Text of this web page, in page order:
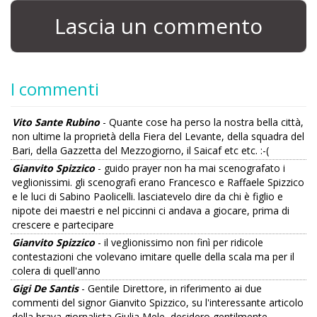
Lascia un commento
I commenti
Vito Sante Rubino- Quante cose ha perso la nostra bella città,
non ultime la proprietà della Fiera del Levante, della squadra del
Bari, della Gazzetta del Mezzogiorno, il Saicaf etc etc. :-(
Gianvito Spizzico- guido prayer non ha mai scenografato i
veglionissimi. gli scenografi erano Francesco e Raffaele Spizzico
e le luci di Sabino Paolicelli. lasciatevelo dire da chi è figlio e
nipote dei maestri e nel piccinni ci andava a giocare, prima di
crescere e partecipare
Gianvito Spizzico- il veglionissimo non finì per ridicole
contestazioni che volevano imitare quelle della scala ma per il
colera di quell'anno
Gigi De Santis- Gentile Direttore, in riferimento ai due
commenti del signor Gianvito Spizzico, su l'interessante articolo